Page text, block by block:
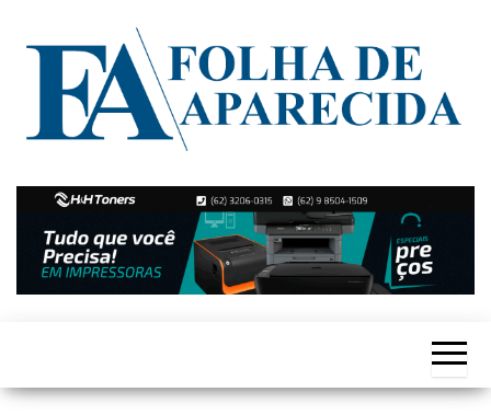
Folha de
Aparecida
Notícias
de
Aparecida
de
Goiânia